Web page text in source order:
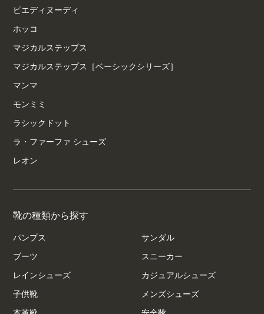
ピエディヌーディ
ホッコ
マジカルステップス
マジカルステップス［ベーシックシリーズ］
マンマ
モンミミ
ラシックドット
ラ・ファーファ シューズ
レオン
靴の種類から探す
パンプス サンダル
ブーツ スニーカー
レインシューズ カジュアルシューズ
子供靴 メンズシューズ